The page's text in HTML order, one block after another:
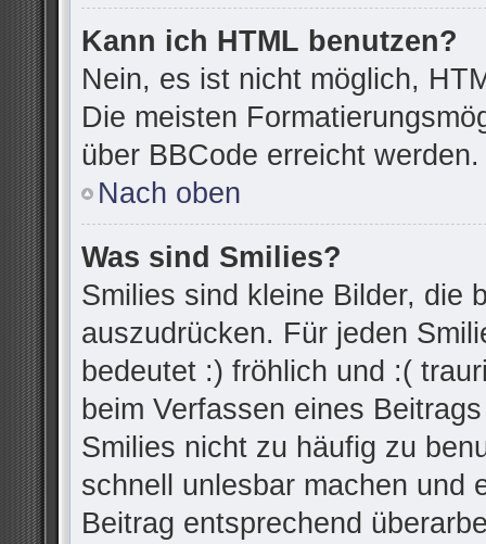
Kann ich HTML benutzen?
Nein, es ist nicht möglich,
Die meisten
über BBCode erreicht werden.
Nach oben
Was sind Smilies?
Smilies sind kleine Bilder, die
auszudrücken. Für jeden
bedeutet :) fröhlich und :(
beim Verfassen eines
Smilies nicht zu häufig zu
schnell unlesbar machen und
Beitrag entsprechend